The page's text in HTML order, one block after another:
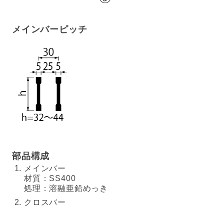
メインバーピッチ
部品構成
メインバー
材質：SS400
処理：溶融亜鉛めっき
クロスバー